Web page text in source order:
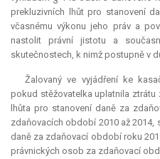
prekluzivních lhůt pro stanovení
včasnému výkonu jeho práv a
nastolit právní jistotu a
skutečnostech, k nimž postupně v
Žalovaný ve vyjádření ke
pokud stěžovatelka uplatnila ztrátu
lhůta pro stanovení daně za
zdaňovacích období 2010 až
daně za zdaňovací období roku
právnických osob za zdaňovací